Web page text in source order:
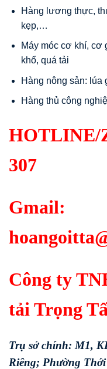
Hàng lương thực,
kẹp,…
Máy móc cơ khí, cơ
khổ, quá tải
Hàng nông sản:
Hàng thủ công
HOTLINE/
307
Gmail:
Công ty
tải Trọng
Trụ sở chính: M1,
Riêng; Phường